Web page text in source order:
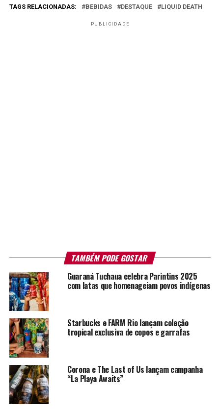
TAGS RELACIONADAS: BEBIDAS DESTAQUE LIQUID DEATH
PUBLICIDADE
TAMBÉM PODE GOSTAR
Guaraná Tuchaua celebra Parintins 2025
com latas que homenageiam povos indígenas
Starbucks e FARM Rio lançam coleção
tropical exclusiva de copos e garrafas
Corona e The Last of Us lançam campanha
“La Playa Awaits”